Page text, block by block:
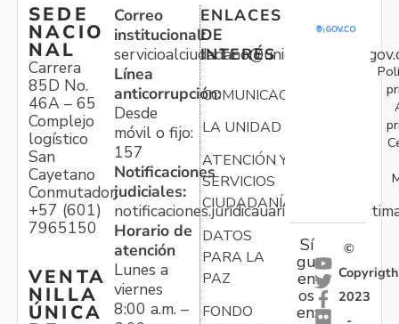
SEDE
NACIO
NAL
Carrera
85D No.
46A – 65
Complejo
logístico
San
Cayetano
Conmutador:
+57 (601)
7965150
VENTA
NILLA
ÚNICA
Correo
institucional:
Línea
anticorrupción:
Desde
móvil o fijo:
157
Notificaciones
judiciales:
Horario de
atención
Lunes a
viernes
8:00 a.m. –
ENLACES
DE
INTERÉS
COMUNICACIONES
LA UNIDAD
ATENCIÓN Y
SERVICIOS
CIUDADANÍA
DATOS
PARA LA
PAZ
FONDO
Sí
gu
en
os
en:
©
Copyrigth
2023
-